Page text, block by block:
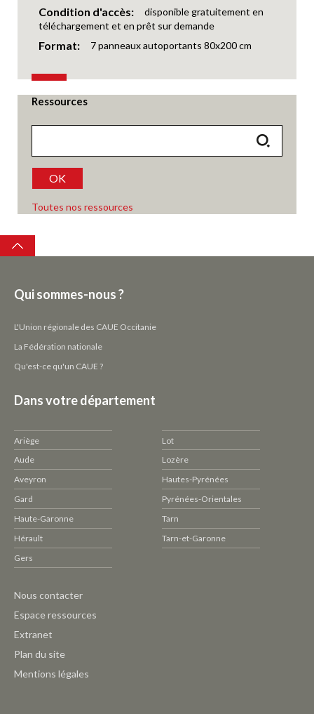
Condition d'accès
disponible gratuitement en
téléchargement et en prêt sur demande
Format 7 panneaux autoportants 80x200 cm
Ressources
OK
Toutes nos ressources
Top
Qui sommes-nous ?
L'Union régionale des CAUE Occitanie
La Fédération nationale
Qu'est-ce qu'un CAUE ?
Dans votre département
Ariège
Aude
Aveyron
Gard
Haute-Garonne
Hérault
Gers
Lot
Lozère
Hautes-Pyrénées
Pyrénées-Orientales
Tarn
Tarn-et-Garonne
Pied
de
page
Outils
Nous contacter
Espace ressources
Extranet
Plan du site
Mentions légales